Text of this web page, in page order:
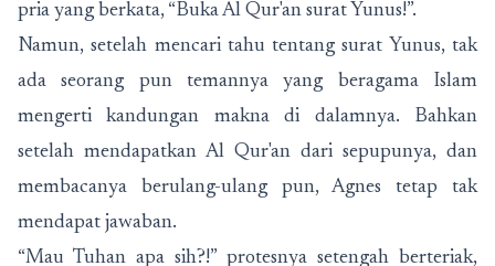
pria yang berkata, “Buka Al Qur'an surat Yunus!”.
Namun, setelah mencari tahu tentang surat Yunus, tak
ada seorang pun temannya yang beragama Islam
mengerti kandungan makna di dalamnya. Bahkan
setelah mendapatkan Al Qur'an dari sepupunya, dan
membacanya berulang-ulang pun, Agnes tetap tak
mendapat jawaban.
“Mau Tuhan apa sih?!” protesnya setengah berteriak,